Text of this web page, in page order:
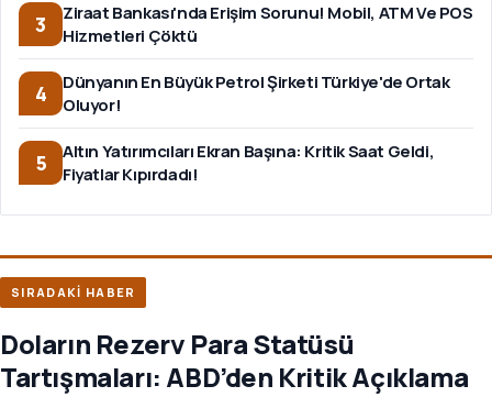
3
Ziraat Bankası'nda Erişim Sorunu! Mobil, ATM Ve POS
Hizmetleri Çöktü
4
Dünyanın En Büyük Petrol Şirketi Türkiye'de Ortak
Oluyor!
5
Altın Yatırımcıları Ekran Başına: Kritik Saat Geldi,
Fiyatlar Kıpırdadı!
SIRADAKİ HABER
Doların Rezerv Para Statüsü
Tartışmaları: ABD’den Kritik Açıklama